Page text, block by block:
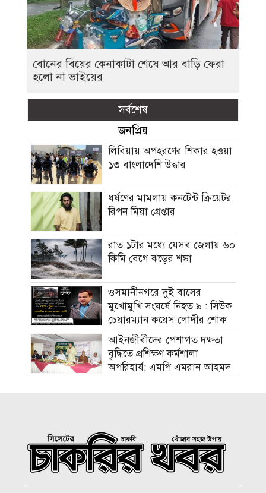
বোনের বিয়ের কেনাকাটা শেষে আর বাড়ি ফেরা
হলো না ভাইয়ের
সর্বশেষ
জনপ্রিয়
লিবিয়ায় অপহরণের শিকার হওয়া
১৩ বাংলাদেশি উদ্ধার
ধর্ষণের মামলায় কনটেন্ট ক্রিয়েটর
রিপন মিয়া গ্রেপ্তার
রাত ১টার মধ্যে যেসব জেলায় ৬০
কিমি বেগে ঝড়ের শঙ্কা
ওসমানীনগরে দুই বাসের
মুখোমুখি সংঘর্ষে নিহত ৯ : সিউক
চেয়ারম্যান কয়েস লোদীর শোক
‎আইনজীবীদের পেশাগত দক্ষতা
বৃদ্ধিতে প্রশিক্ষণ কর্মশালা
অপরিহার্য: এমপি এমরান আহমদ
হামের উপসর্গে আরও ৩ শিশুর
মৃত্যু